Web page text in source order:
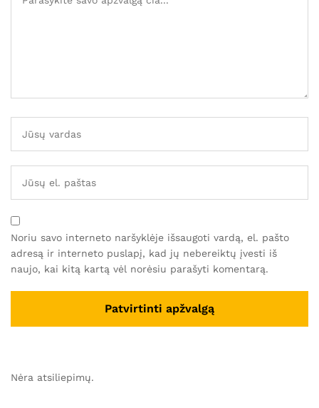
Noriu savo interneto naršyklėje išsaugoti vardą, el. pašto
adresą ir interneto puslapį, kad jų nebereiktų įvesti iš
naujo, kai kitą kartą vėl norėsiu parašyti komentarą.
Nėra atsiliepimų.